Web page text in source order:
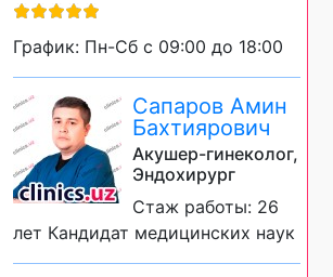
График: Пн-Сб с 09:00 до 18:00
Сапаров Амин
Бахтиярович
Акушер-гинеколог,
Эндохирург
Стаж работы: 26
лет Кандидат медицинских наук